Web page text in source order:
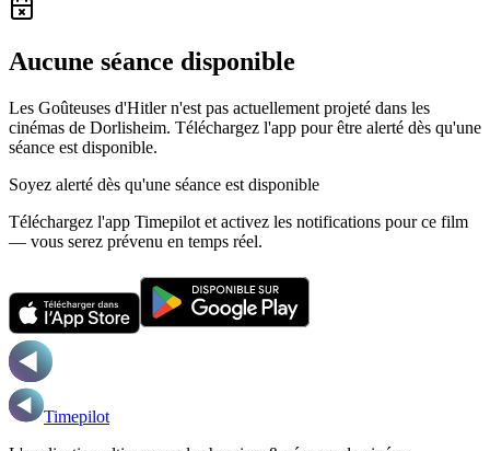
Aucune séance disponible
Les Goûteuses d'Hitler n'est pas actuellement projeté dans les
cinémas de Dorlisheim. Téléchargez l'app pour être alerté dès qu'une
séance est disponible.
Soyez alerté dès qu'une séance est disponible
Téléchargez l'app Timepilot et activez les notifications pour ce film
— vous serez prévenu en temps réel.
Timepilot